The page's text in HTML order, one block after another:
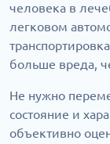
человека в
легковом
больше вреда,
Не нужно
состояние и
объективно